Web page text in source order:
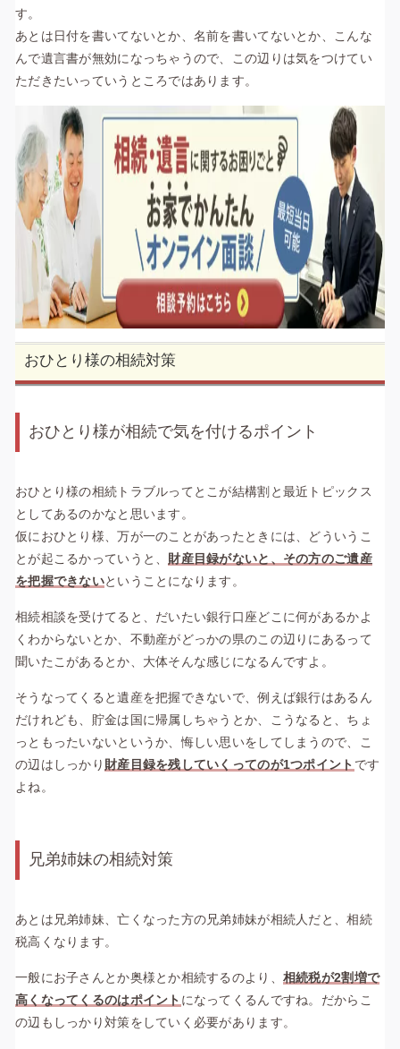
す。
あとは日付を書いてないとか、名前を書いてないとか、こんな
んで遺言書が無効になっちゃうので、この辺りは気をつけてい
ただきたいっていうところではあります。
おひとり様の相続対策
おひとり様が相続で気を付けるポイント
おひとり様の相続トラブルってとこが結構割と最近トピックス
としてあるのかなと思います。
仮におひとり様、万が一のことがあったときには、どういうこ
とが起こるかっていうと、 財産目録がないと、その方のご遺産
を把握できないということになります。
相続相談を受けてると、だいたい銀行口座どこに何があるかよ
くわからないとか、不動産がどっかの県のこの辺りにあるって
聞いたこがあるとか、大体そんな感じになるんですよ。
そうなってくると遺産を把握できないで、例えば銀行はあるん
だけれども、貯金は国に帰属しちゃうとか、こうなると、ちょ
っともったいないというか、悔しい思いをしてしまうので、こ
の辺はしっかり 財産目録を残していくってのが1つポイント です
よね。
兄弟姉妹の相続対策
あとは兄弟姉妹、亡くなった方の兄弟姉妹が相続人だと、相続
税高くなります。
一般にお子さんとか奥様とか相続するのより、 相続税が2割増で
高くなってくるのはポイント になってくるんですね。だからこ
の辺もしっかり対策をしていく必要があります。